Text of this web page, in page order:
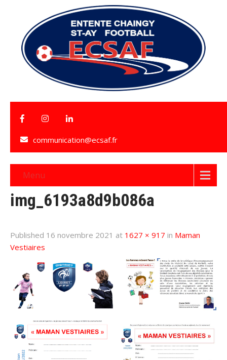
communication@ecsaf.fr
Menu
img_6193a8d9b086a
Published 16 novembre 2021 at 1627 × 917 in Maman
Vestiaires